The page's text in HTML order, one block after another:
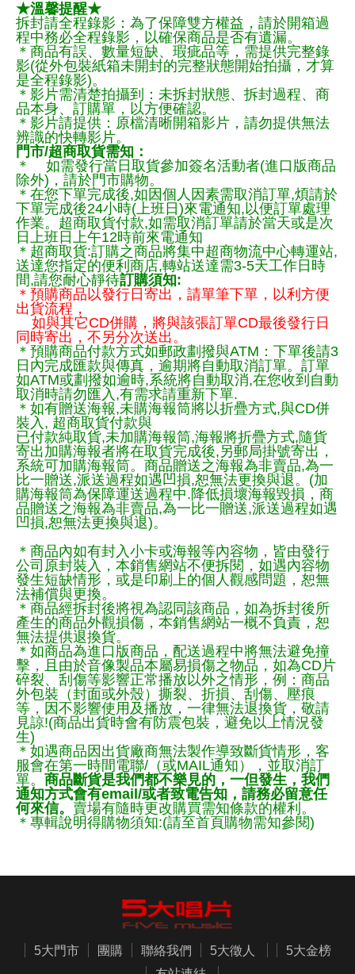
★溫馨提醒★
拆封請全程錄影：為了保障雙方權益，請於開箱過
程中務必全程錄影，以確保商品是否有遺漏。
＊商品有誤、數量短缺、瑕疵品等，需提供完整錄
影(從外包裝紙箱未開封的完整狀態開始拍攝，才算
是全程錄影)。
＊影片需清楚拍攝到：未拆封狀態、拆封過程、商
品本身、訂購單，以方便確認。
＊影片請提供：原檔清晰開箱影片，請勿提供無法
辨識的快轉影片。
門市/超商取貨需知：
＊ 如需發行當日取貨參加簽名活動者(進口版商品
除外)，請於門市購物。
＊在您下單完成後,如因個人因素需取消訂單,煩請於
下單完成後24小時(上班日)來電通知,以便訂單處理
作業。超商取貨付款,如需取消訂單請於當天或是次
日上班日上午12時前來電通知
＊超商取貨:訂購之商品將集中超商物流中心轉運站,
送達您指定的便利商店,轉站送達需3-5天工作日時
間,請您耐心靜待訂購須知:
＊預購商品以發行日寄出，請單筆下單，以利方便
出貨流程，
如與其它CD併購，將與該張訂單CD最後發行日
同時寄出，不另分次送出。
＊預購商品付款方式如郵政劃撥與ATM：下單後請3
日內完成匯款與傳真，逾期將自動取消訂單。訂單
如ATM或劃撥如逾時,系統將自動取消,在您收到自動
取消時請勿匯入,有需求請重新下單.
＊如有贈送海報,未購海報筒將以折疊方式,與CD併
裝入, 超商取貨付款與
已付款純取貨,未加購海報筒,海報將折疊方式,隨貨
寄出加購海報者將在取貨完成後,另郵局掛號寄出，
系統可加購海報筒。商品贈送之海報為非賣品,為一
比一贈送,派送過程如遇凹損,恕無法更換與退。(加
購海報筒為保障運送過程中.降低損壞海報毀損，商
品贈送之海報為非賣品,為一比一贈送,派送過程如遇
凹損,恕無法更換與退)。
＊商品內如有封入小卡或海報等內容物，皆由發行
公司原封裝入，本銷售網站不便拆閱，如遇內容物
發生短缺情形，或是印刷上的個人觀感問題，恕無
法補償與更換。
＊商品經拆封後將視為認同該商品，如為拆封後所
產生的商品外觀損傷，本銷售網站一概不負責，恕
無法提供退換貨。
＊如商品為進口版商品，配送過程中將無法避免撞
擊，且由於音像製品本屬易損傷之物品，如為CD片
碎裂、刮傷等影響正常播放以外之情形，例：商品
外包裝（封面或外殼）撕裂、折損、刮傷、壓痕
等，因不影響使用及播放，一律無法退換貨，敬請
見諒!(商品出貨時會有防震包裝，避免以上情況發
生)
＊如遇商品因出貨廠商無法製作導致斷貨情形，客
服會在第一時間電聯/（或MAIL通知），並取消訂
單。 商品斷貨是我們都不樂見的，一但發生，我們
通知方式會有email/或者致電告知，請務必留意任
何來信。 賣場有隨時更改購買需知條款的權利。
＊專輯說明得購物須知:(請至首頁購物需知參閱)
5大門市 團購 聯絡我們 5大徵人
5大金榜